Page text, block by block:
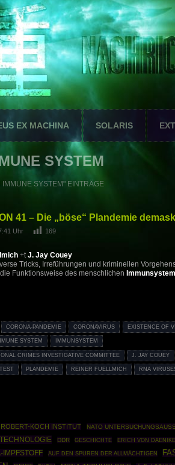
EX MACHINA SOLARIS EXT
SYSTEM
SYSTEM" EINTRÄGE
41 – Die „böse“ Plandemie
Uhr 169
+tJ. Jay Couey
Tricks, Irreführungen und kriminellen
Funktionsweise des menschlichen Immunsystem
CORONA-PANDEMIE CORONAVIRUS EXISTENCE OF
SYSTEM IMMUNSYSTEM
CRIMES INVESTIGATIVE COMMITTEE J. JAY COUEY
PLANDEMIE REINER FUELLMICH RNA
ROBERT-KOCH INSTITUT NATO
DDR GESCHICHTE ERICH VON
IMPFSTOFF AUF DEN SPUREN DER ALLMÄCHTIGEN